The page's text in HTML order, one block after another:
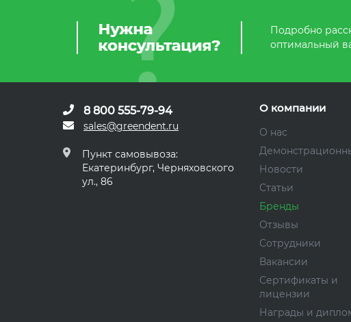
Подробно
оптимальный
8 800 555-79-94
sales@greendent.ru
Пункт самовывоза:
Екатеринбург, Черняховского
ул., 86
О компании
О нас
Новости
Статьи
Бренды
Отзывы
Сотрудники
Вакансии
Сертификаты и
лицензии
Награды и